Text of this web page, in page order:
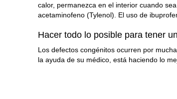
calor, permanezca en el interior cuando
acetaminofeno (Tylenol). El uso de
Hacer todo lo posible para tener
Los defectos congénitos ocurren por
la ayuda de su médico, está haciendo lo